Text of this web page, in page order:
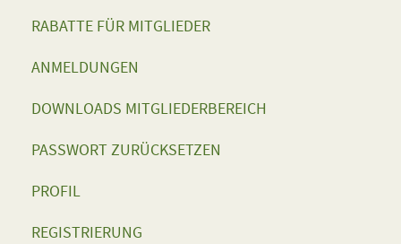
RABATTE FÜR MITGLIEDER
ANMELDUNGEN
DOWNLOADS MITGLIEDERBEREICH
PASSWORT ZURÜCKSETZEN
PROFIL
REGISTRIERUNG